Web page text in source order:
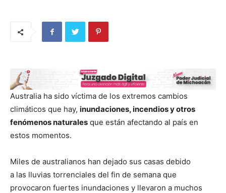
Australia ha sido víctima de los extremos cambios
climáticos que hay, inundaciones, incendios y otros
fenómenos naturales que están afectando al país en
estos momentos.
Miles de australianos han dejado sus casas debido
a las lluvias torrenciales del fin de semana que
provocaron fuertes inundaciones y llevaron a muchos